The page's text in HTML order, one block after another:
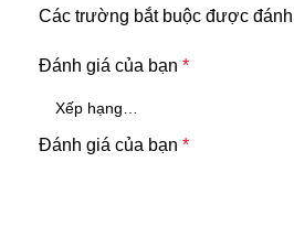
Các trường bắt buộc được
Đánh giá của bạn *
Đánh giá của bạn *